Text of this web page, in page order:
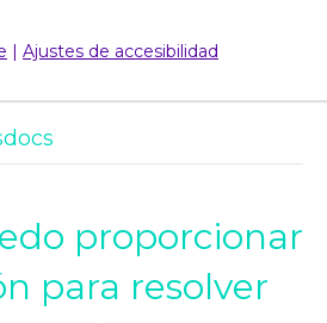
Ajustes de accesibilidad
proporcionar
para resolver